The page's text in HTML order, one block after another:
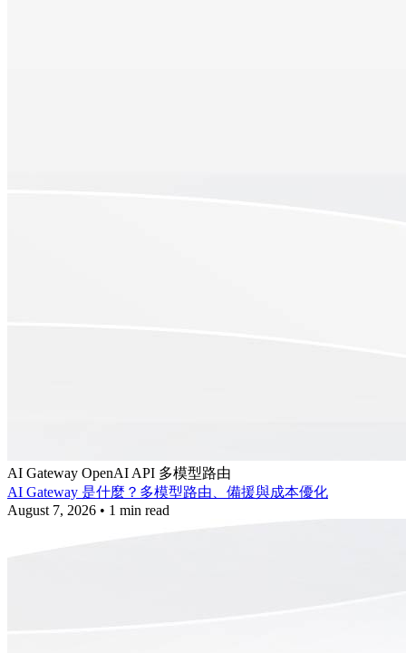
AI Gateway OpenAI API 多模型路由
AI Gateway 是什麼？多模型路由、備援與成本優化
August 7, 2026 • 1 min read